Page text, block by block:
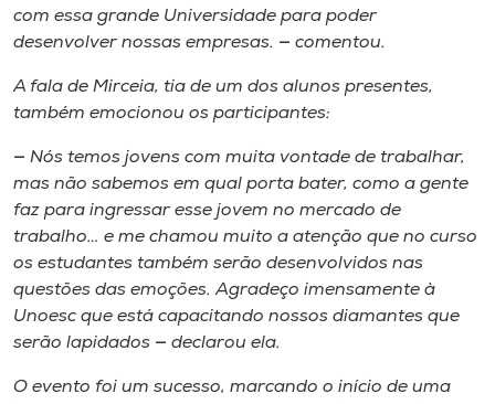
com essa grande Universidade para poder
desenvolver nossas empresas. — comentou.
A fala de Mirceia, tia de um dos alunos presentes,
também emocionou os participantes:
— Nós temos jovens com muita vontade de trabalhar,
mas não sabemos em qual porta bater, como a gente
faz para ingressar esse jovem no mercado de
trabalho… e me chamou muito a atenção que no curso
os estudantes também serão desenvolvidos nas
questões das emoções. Agradeço imensamente à
Unoesc que está capacitando nossos diamantes que
serão lapidados — declarou ela.
O evento foi um sucesso, marcando o início de uma